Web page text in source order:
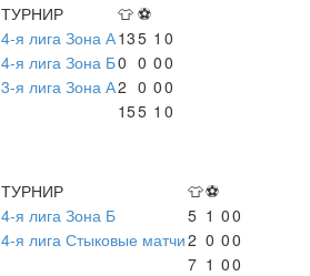
ТУРНИР 👕 ⚽
4-я лига Зона А135 1 0
4-я лига Зона Б0 0 00
3-я лига Зона А2 0 00
155 1 0
ТУРНИР 👕⚽
4-я лига Зона Б 5 1 00
4-я лига Стыковые матчи2 0 00
7 1 00